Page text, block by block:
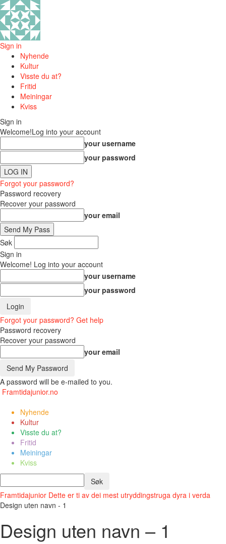
Sign in
Nyhende
Kultur
Visste du at?
Fritid
Meiningar
Kviss
Sign in
Welcome!Log into your account
your username
your password
Forgot your password?
Password recovery
Recover your password
your email
Søk
Sign in
Welcome! Log into your account
your username
your password
Forgot your password? Get help
Password recovery
Recover your password
your email
A password will be e-mailed to you.
Framtidajunior.no
Nyhende
Kultur
Visste du at?
Fritid
Meiningar
Kviss
Framtidajunior Dette er ti av dei mest utryddingstruga dyra i verda
Design uten navn - 1
Design uten navn – 1